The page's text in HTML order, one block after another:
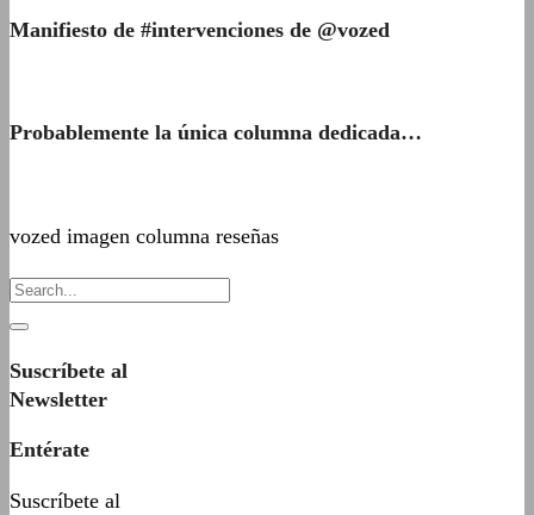
Manifiesto de #intervenciones de @vozed
Probablemente la única columna dedicada…
vozed imagen columna reseñas
Suscríbete al
Newsletter
Entérate
Suscríbete al